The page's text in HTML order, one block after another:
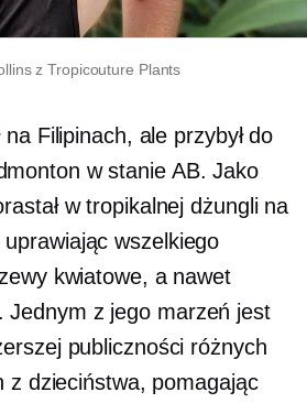
z Tropicouture Plants
Filipinach, ale przybył do
w stanie AB. Jako
w tropikalnej dżungli na
wszelkiego
kwiatowe, a nawet
Jednym z jego marzeń jest
publiczności różnych
z dzieciństwa, pomagając